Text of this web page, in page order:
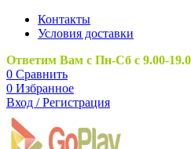
Контакты
Условия доставки
Ответим Вам с Пн-Сб с 9.00-
0 Сравнить
0 Избранное
Вход / Регистрация